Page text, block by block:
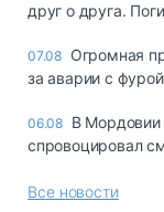
друг о друга.
07.08 Огромная
за аварии с
06.08 В Мордовии
спровоцировал
Все новости